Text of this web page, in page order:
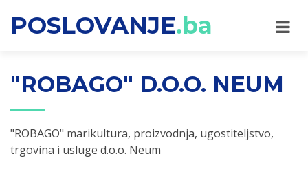
POSLOVANJE.ba
"ROBAGO" D.O.O. NEUM
"ROBAGO" marikultura, proizvodnja, ugostiteljstvo,
trgovina i usluge d.o.o. Neum